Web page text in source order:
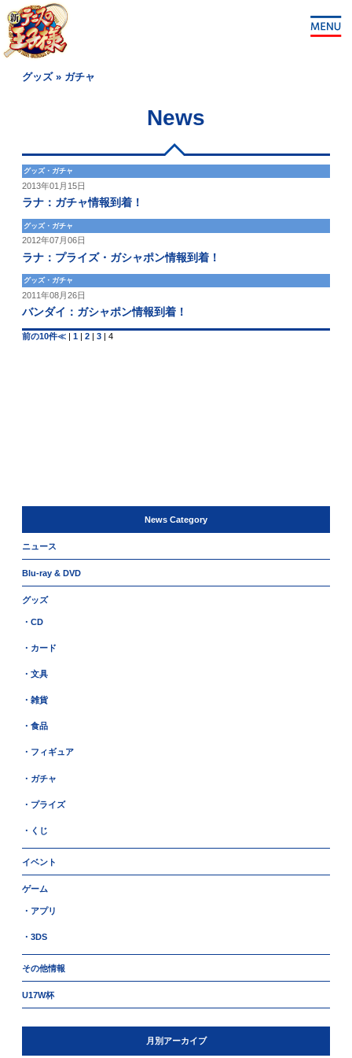
グッズ» ガチャ
News
グッズ・ガチャ
2013年01月15日
ラナ：ガチャ情報到着！
グッズ・ガチャ
2012年07月06日
ラナ：プライズ・ガシャポン情報到着！
グッズ・ガチャ
2011年08月26日
バンダイ：ガシャポン情報到着！
前の10件≪ 1 2 3 4
News Category
ニュース
Blu-ray & DVD
グッズ
・CD
・カード
・文具
・雑貨
・食品
・フィギュア
・ガチャ
・プライズ
・くじ
イベント
ゲーム
・アプリ
・3DS
その他情報
U17W杯
月別アーカイブ